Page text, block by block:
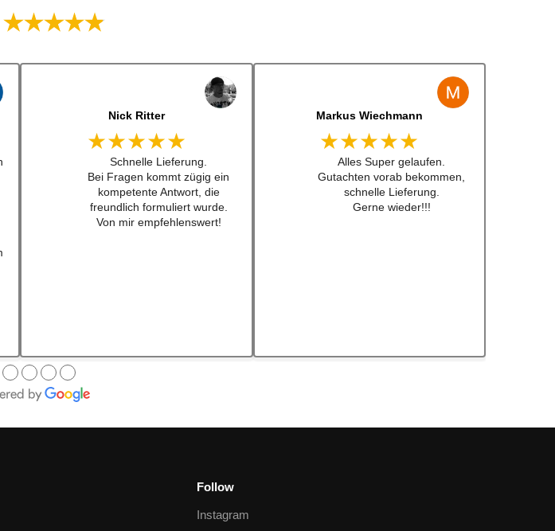
jonas bitter
★★★★★
Hatte das luisi mirage lenkrad
für einen sehr guten Preis
bestellt und war nach nicht
mal 24h da. Sogar aufkleber
waren dabei ... habe ich schon
Jens Albert
★★★★★
Super Service, schnelle
Bearbeiten und Lieferung !
Immer wieder gerne !!!
●●●●
Follow
Instagram